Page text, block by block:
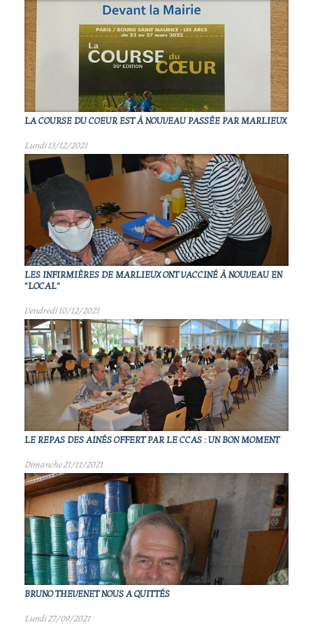
LA COURSE DU COEUR EST À NOUVEAU PASSÉE PAR MARLIEUX
Lundi 13/12/2021
LES INFIRMIÈRES DE MARLIEUX ONT VACCINÉ À NOUVEAU EN
"LOCAL"
Vendredi 10/12/2021
LE REPAS DES AINÉS OFFERT PAR LE CCAS : UN BON MOMENT
Dimanche 21/11/2021
BRUNO THEVENET NOUS A QUITTÉS
Lundi 27/09/2021